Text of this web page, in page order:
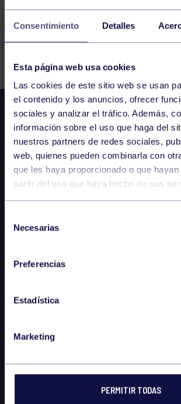
Consentimiento Detalles
Esta página web usa cookies
Las cookies de este sitio web se usan
el contenido y los anuncios, ofrecer
sociales y analizar el tráfico. Además,
información sobre el uso que haga del
nuestros partners de redes sociales,
web, quienes pueden combinarla con
que les haya proporcionado o que
partir del uso que haya hecho de sus
Necesarias
Preferencias
Estadística
Marketing
PERMITIR TODAS